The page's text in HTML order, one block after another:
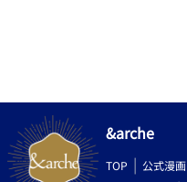
&arche
TOP 公式漫画